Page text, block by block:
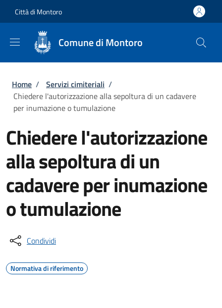
Città di Montoro
Comune di Montoro
Briciole di pane
Home / Servizi cimiteriali /
Chiedere l'autorizzazione alla sepoltura di un cadavere
per inumazione o tumulazione
Chiedere l'autorizzazione
alla sepoltura di un
cadavere per inumazione
o tumulazione
Condividi
Normativa di riferimento